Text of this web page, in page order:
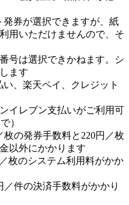
券が選択できますが、紙
用いただけませんので、そ
号は選択できかねます。シ
ます
、楽天ペイ、クレジット
イレブン支払いがご利用可
）
の発券手数料と220円／枚
以外にかかります
枚のシステム利用料がかか
件の決済手数料がかかり